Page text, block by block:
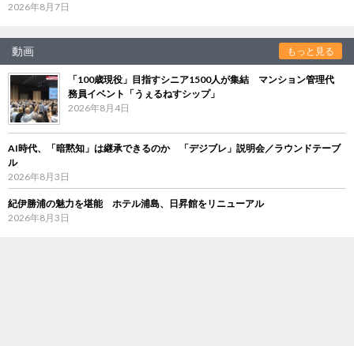
2026年8月7日
動画 もっと見る
「100歳現役」目指すシニア1500人が集結 マンション管理代
務員イベント「うぇるねすシップ」
2026年8月4日
AI時代、「暗黙知」は継承できるのか 「デジブレ」説明会／ラウンドテーブ
ル
2026年8月3日
紀伊勝浦の魅力を堪能 ホテル浦島、日昇館をリニューアル
2026年8月3日